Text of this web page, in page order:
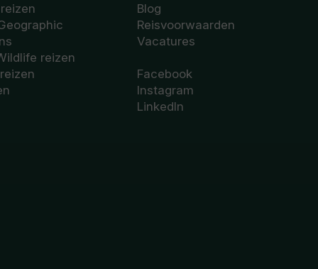
reizen
Blog
Reisvoorwaarden
Vacatures
Facebook
Instagram
LinkedIn